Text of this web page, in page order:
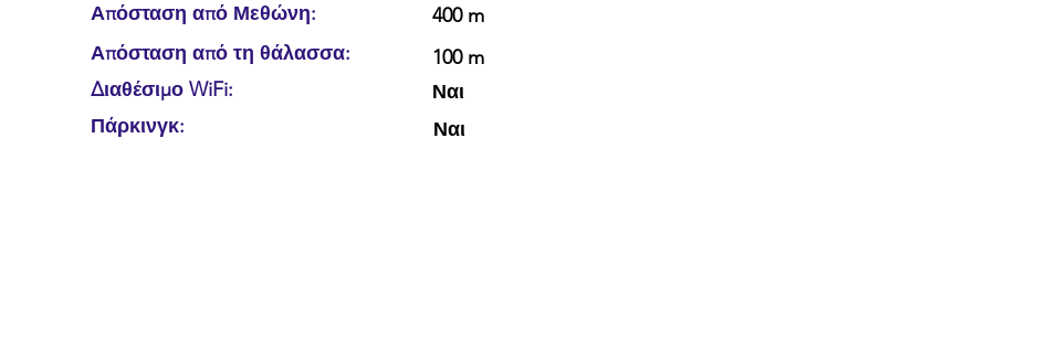
Απόσταση από τη θάλασσα: 100 m
Απόσταση από Μεθώνη: 400 m
Διαθέσιμο WiFi:
Ναι
Πάρκινγκ:
Ναι